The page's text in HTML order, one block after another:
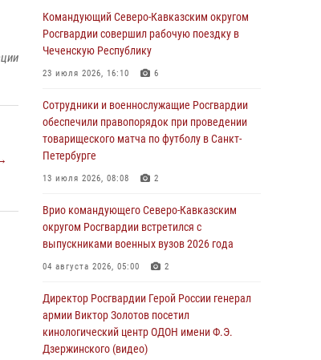
Генерал-полковник Олег Плохой поздравил
специалистов организационно-штатных
подразделений Росгвардии с
профессиональным праздником
В Нижнем Новгороде состоялось
Всероссийское совещание-семинар по
вопросам развития вневедомственной
охраны Росгвардии (видео)
В Брянске сотрудники и военнослужащие
Росгвардии почтили память Героя России
В кинологическом центре Уральского округа
Росгвардии почтили память товарищей,
погибших при исполнении воинского долга
Командующий Северо-Кавказским округом
Росгвардии совершил рабочую поездку в
Чеченскую Республику
23 июля 2026, 16:10 6
Сотрудники и военнослужащие Росгвардии
обеспечили правопорядок при проведении
товарищеского матча по футболу в Санкт-
Петербурге
13 июля 2026, 08:08 2
Врио командующего Северо-Кавказским
округом Росгвардии встретился с
выпускниками военных вузов 2026 года
04 августа 2026, 05:00 2
Директор Росгвардии Герой России генерал
армии Виктор Золотов посетил
кинологический центр ОДОН имени Ф.Э.
Дзержинского (видео)